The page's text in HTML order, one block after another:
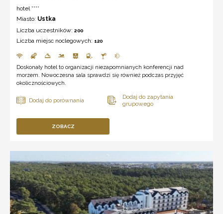
hotel ****
Miasto: Ustka
Liczba uczestników: 200
Liczba miejsc noclegowych: 120
Doskonały hotel to organizacji niezapomnianych konferencji nad
morzem. Nowoczesna sala sprawdzi się również podczas przyjęć
okolicznościowych.
ZOBACZ